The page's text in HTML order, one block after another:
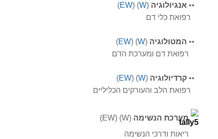
•
• אנגיולוגיה (
W
) (
EW
)
רפואת כלי דם
•
• המטולוגיה (
W
) (
EW
)
רפואת דם ומערכת הדם
•
• קרדיולוגיה (
W
) (
EW
)
רפואת הלב והעורקים הכליליים
מערכת הנשימה (W) (EW)
ריאות ודרכי הנשימה